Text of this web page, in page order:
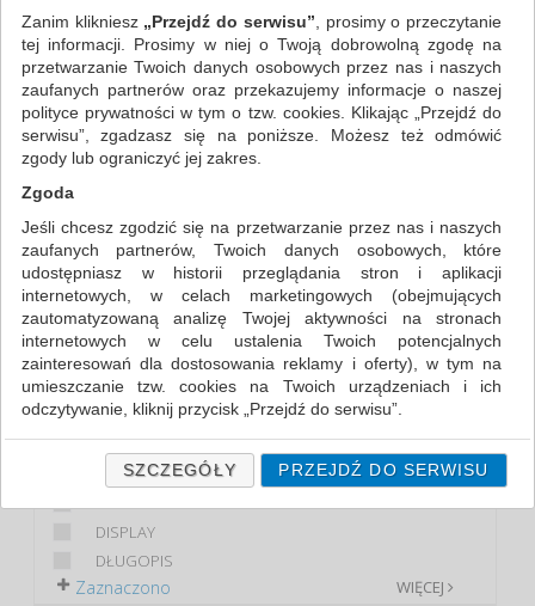
WSZYSTKIE KATEGORIE
NAJCHĘTNIEJ WYBIERANE
ARTYKUŁY DO PISANIA I KORYGOWANIA
DŁUGOPISY (1)
FILTRY WIĘCEJ
KLASA
EKONOMICZNE
PREMIUM
STANDARD
PRODUKT
ETUI NA DŁUGOPIS
CIENKOPIS
DISPLAY
DŁUGOPIS
WIĘCEJ
Zaznaczono
Zanim klikniesz „Przejdź do serwisu” , prosimy o przeczytanie
tej informacji. Prosimy w niej o Twoją dobrowolną zgodę na
przetwarzanie Twoich danych osobowych przez nas i naszych
zaufanych partnerów oraz przekazujemy informacje o naszej
polityce prywatności w tym o tzw. cookies. Klikając „Przejdź do
serwisu”, zgadzasz się na poniższe. Możesz też odmówić
zgody lub ograniczyć jej zakres.
Zgoda
Jeśli chcesz zgodzić się na przetwarzanie przez nas i naszych
zaufanych partnerów, Twoich danych osobowych, które
udostępniasz w historii przeglądania stron i aplikacji
internetowych, w celach marketingowych (obejmujących
zautomatyzowaną analizę Twojej aktywności na stronach
internetowych w celu ustalenia Twoich potencjalnych
zainteresowań dla dostosowania reklamy i oferty), w tym na
umieszczanie tzw. cookies na Twoich urządzeniach i ich
odczytywanie, kliknij przycisk „Przejdź do serwisu”.
Jeśli nie chcesz wyrazić zgody lub ograniczyć jej zakres, kliknij
„Szczegóły”, gdzie znajdziesz wszelkie informacje o tym jak to
zrobić . Te same informacje znajdziesz także na podstronie z
naszą polityką prywatności obowiązującą od 25 maja 2018.
wcześniejsza zgoda której udzieliliście podczas zakładania
konta. Każda Państwa zgoda jest dobrowolna i można ją w
SZCZEGÓŁY PRZEJDŹ DO SERWISU